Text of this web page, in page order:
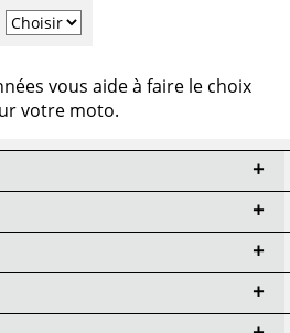
vous aide à faire le choix
votre moto.